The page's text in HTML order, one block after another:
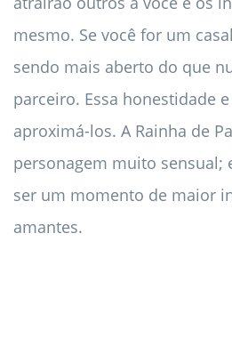
mesmo. Se você for um
sendo mais aberto do que
parceiro. Essa honestidade
aproximá-los. A Rainha de
personagem muito sensual;
ser um momento de maior
amantes.